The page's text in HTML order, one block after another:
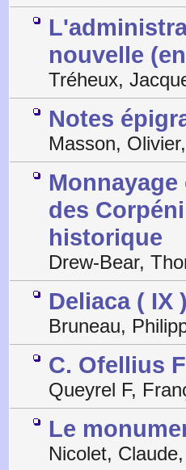
nouvelle
Tréheux,
Notes
Masson,
des
historique
Drew-Bear,
Deliaca ( IX )
Bruneau,
C. Ofellius
Queyrel F,
Le
Nicolet,